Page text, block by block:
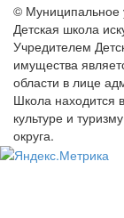
© Муниципальное
Детская школа
Учредителем
имущества
области в лице
Школа находится
культуре и
округа.